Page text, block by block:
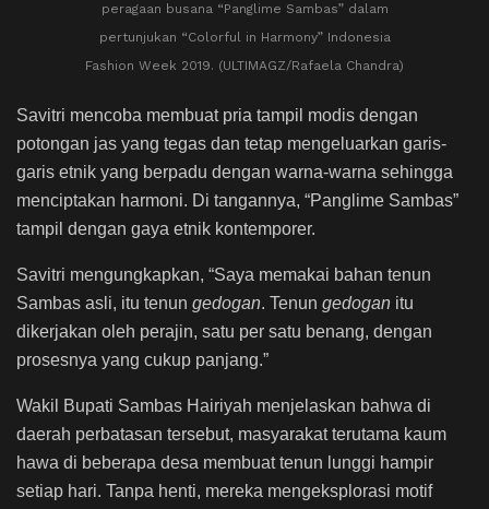
peragaan busana “Panglime Sambas” dalam
pertunjukan “Colorful in Harmony” Indonesia
Fashion Week 2019. (ULTIMAGZ/Rafaela Chandra)
Savitri mencoba membuat pria tampil modis dengan
potongan jas yang tegas dan tetap mengeluarkan garis-
garis etnik yang berpadu dengan warna-warna sehingga
menciptakan harmoni. Di tangannya, “Panglime Sambas”
tampil dengan gaya etnik kontemporer.
Savitri mengungkapkan, “Saya memakai bahan tenun
Sambas asli, itu tenun gedogan. Tenun gedogan itu
dikerjakan oleh perajin, satu per satu benang, dengan
prosesnya yang cukup panjang.”
Wakil Bupati Sambas Hairiyah menjelaskan bahwa di
daerah perbatasan tersebut, masyarakat terutama kaum
hawa di beberapa desa membuat tenun lunggi hampir
setiap hari. Tanpa henti, mereka mengeksplorasi motif